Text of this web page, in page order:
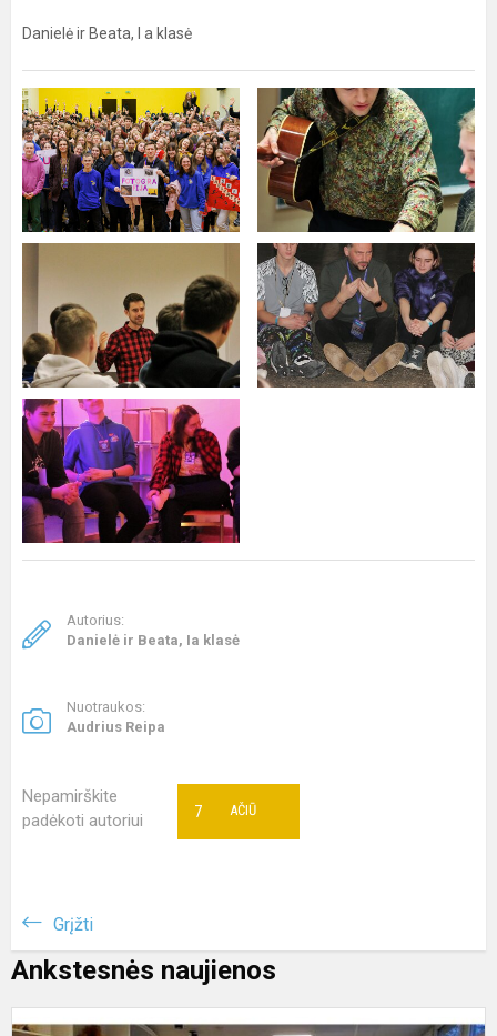
Danielė ir Beata, I a klasė
Autorius:
Danielė ir Beata, Ia klasė
Nuotraukos:
Audrius Reipa
Nepamirškite
padėkoti autoriui
AČIŪ
7
Grįžti
Ankstesnės naujienos